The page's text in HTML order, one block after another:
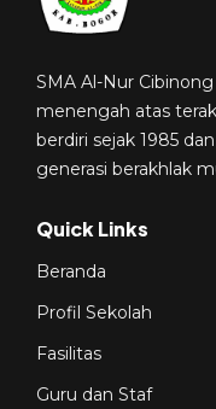
SMA Al-Nur
menengah atas
berdiri sejak 1985
generasi berakhlak
Quick Links
Beranda
Profil Sekolah
Fasilitas
Guru dan Staf